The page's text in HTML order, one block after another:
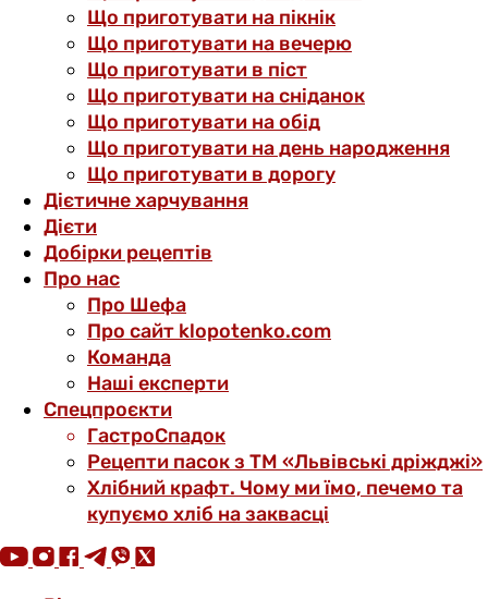
Що приготувати на пікнік
Що приготувати на вечерю
Що приготувати в піст
Що приготувати на сніданок
Що приготувати на обід
Що приготувати на день народження
Що приготувати в дорогу
Дієтичне харчування
Дієти
Добірки рецептів
Про нас
Про Шефа
Про сайт klopotenko.com
Команда
Наші експерти
Спецпроєкти
ГастроСпадок
Рецепти пасок з ТМ «Львівські дріжджі»
Хлібний крафт. Чому ми їмо, печемо та
купуємо хліб на заквасці